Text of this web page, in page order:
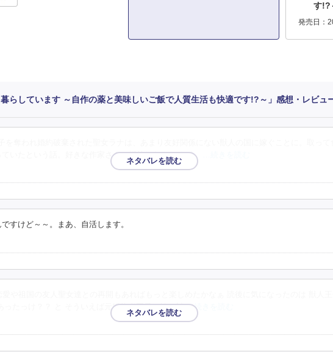
す!?
発売日：
暮らしています ～自作の薬と美味しいご飯で人質生活も快適です!?～」感想・レビュ
いたという話。好きな作家さんで期待したんだけど、
すけど～～。まあ、自活します。
ったっけ？？ と そういえば元婚約者王子と妹に対 …続きを読む